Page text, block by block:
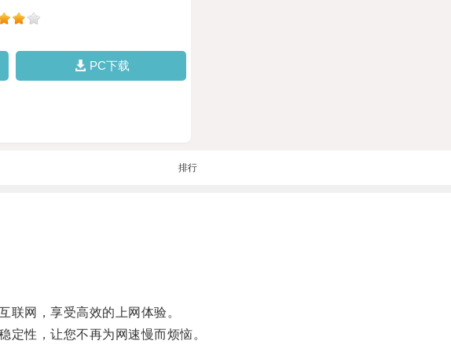
PC下载
排行
网，享受高效的上网体验。
性，让您不再为网速慢而烦恼。